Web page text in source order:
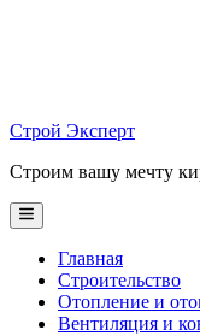
Строй Эксперт
Строим вашу мечту
Main
Menu
Главная
Строительство
Отопление и
Вентиляция и